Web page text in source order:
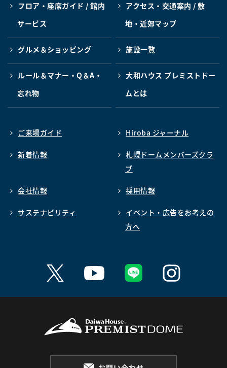
フロア・座席ガイド / 館内
サービス
アクセス・交通案内 / 敷
地・近郊マップ
グルメ＆ショッピング 施設一覧
ルール＆マナー・Q＆A・
忘れ物
大和ハウス プレミストドー
ムとは
ご来場ガイド Hiroba ジャーナル
新着情報
札幌ドームメンバーズクラ
ブ
会社情報 採用情報
サステナビリティ
イベント・広告をお考えの
方へ